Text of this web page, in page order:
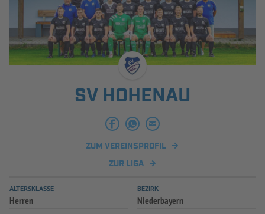
SPIELBETRIEB & VERBANDSLEBEN
AUSBILDUNG & FÖRDERUNG
INFOTHEK SPIELPLUS
SV HOHENAU
ZUM VEREINSPROFIL
ZUR LIGA
ALTERSKLASSE
Herren
BEZIRK
Niederbayern